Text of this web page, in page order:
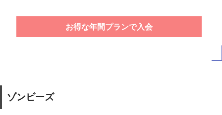
お得な年間プランで入会
ゾンビーズ